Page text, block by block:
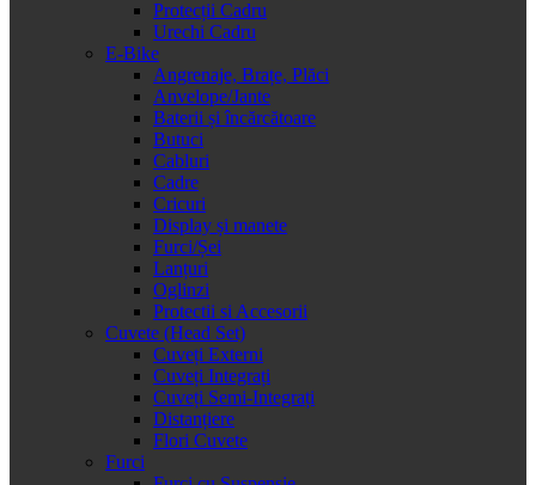
Protecții Cadru
Urechi Cadru
E-Bike
Angrenaje, Brațe, Plăci
Anvelope/Jante
Baterii și încărcătoare
Butuci
Cabluri
Cadre
Cricuri
Display și manete
Furci/Șei
Lanțuri
Oglinzi
Protectii si Accesorii
Cuvete (Head Set)
Cuveți Externi
Cuveți Integrați
Cuveți Semi-Integrați
Distanțiere
Flori Cuvete
Furci